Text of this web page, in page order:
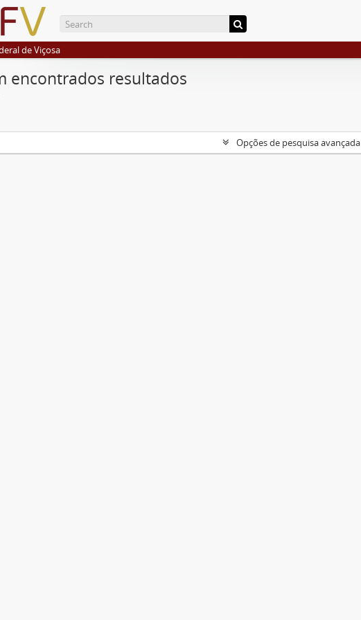
de Viçosa
encontrados resultados
Opções de pesquisa avançada